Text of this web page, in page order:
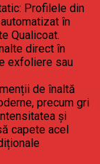
Profilele din
în
Qualicoat.
direct în
exfoliere sau
de înaltă
precum gri
și
capete acel